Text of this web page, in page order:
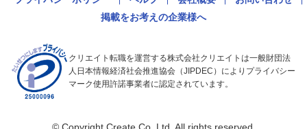
掲載をお考えの企業様へ
クリエイト転職を運営する株式会社クリエイトは一般財団法
人日本情報経済社会推進協会（JIPDEC）によりプライバシー
マーク使用許諾事業者に認定されています。
© Copyright Create Co.,Ltd. All rights reserved.